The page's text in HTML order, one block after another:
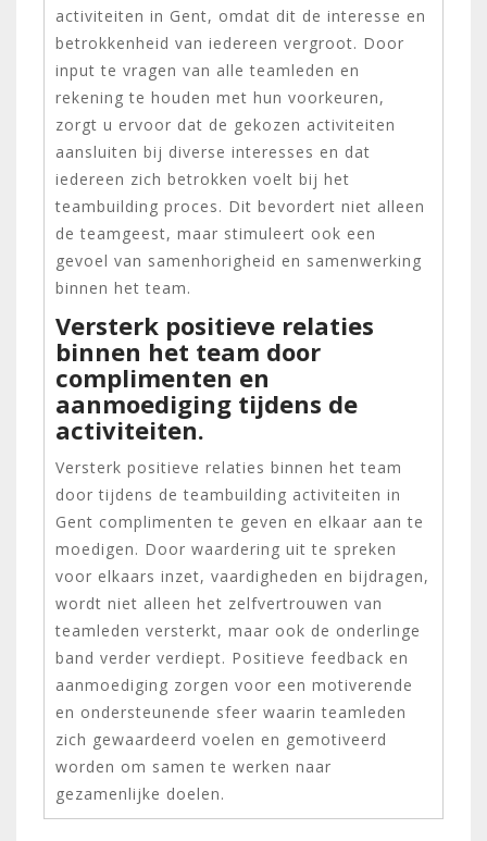
activiteiten in Gent, omdat dit de interesse en
betrokkenheid van iedereen vergroot. Door
input te vragen van alle teamleden en
rekening te houden met hun voorkeuren,
zorgt u ervoor dat de gekozen activiteiten
aansluiten bij diverse interesses en dat
iedereen zich betrokken voelt bij het
teambuilding proces. Dit bevordert niet alleen
de teamgeest, maar stimuleert ook een
gevoel van samenhorigheid en samenwerking
binnen het team.
Versterk positieve relaties
binnen het team door
complimenten en
aanmoediging tijdens de
activiteiten.
Versterk positieve relaties binnen het team
door tijdens de teambuilding activiteiten in
Gent complimenten te geven en elkaar aan te
moedigen. Door waardering uit te spreken
voor elkaars inzet, vaardigheden en bijdragen,
wordt niet alleen het zelfvertrouwen van
teamleden versterkt, maar ook de onderlinge
band verder verdiept. Positieve feedback en
aanmoediging zorgen voor een motiverende
en ondersteunende sfeer waarin teamleden
zich gewaardeerd voelen en gemotiveerd
worden om samen te werken naar
gezamenlijke doelen.